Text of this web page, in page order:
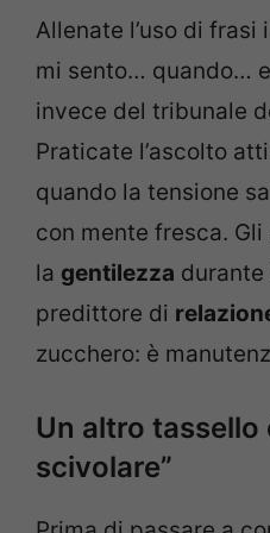
Allenate l’uso di frasi
mi sento… quando…
invece del tribunale
Praticate l’ascolto
quando la tensione
con mente fresca.
la gentilezza
predittore di
zucchero: è
Un altro tassello
scivolare”